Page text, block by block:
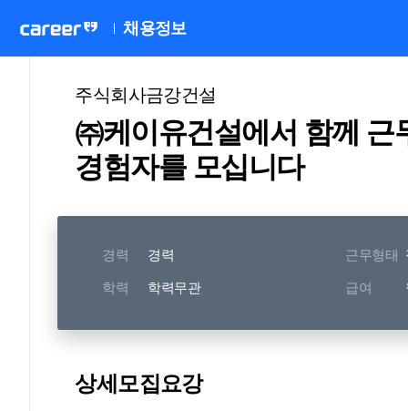
채용정보
주식회사금강건설
㈜케이유건설에서 함께 근
경험자를 모십니다
경력 경력 근무형태
학력 학력무관 급여
상세모집요강